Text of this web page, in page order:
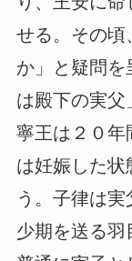
せる。その頃
か」と疑問を
は殿下の実父
寧王は２０年
は妊娠した状
う。子律は
少期を送る羽